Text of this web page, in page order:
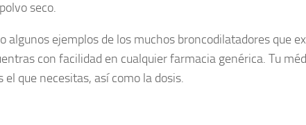
seco.
algunos ejemplos de los muchos broncodilatadores que
con facilidad en cualquier farmacia genérica. Tu
el que necesitas, así como la dosis.